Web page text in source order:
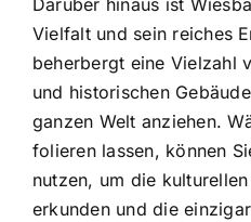
Darüber hinaus ist
Vielfalt und sein reiches
beherbergt eine Vielzahl
und historischen
ganzen Welt anziehen.
folieren lassen, können
nutzen, um die
erkunden und die